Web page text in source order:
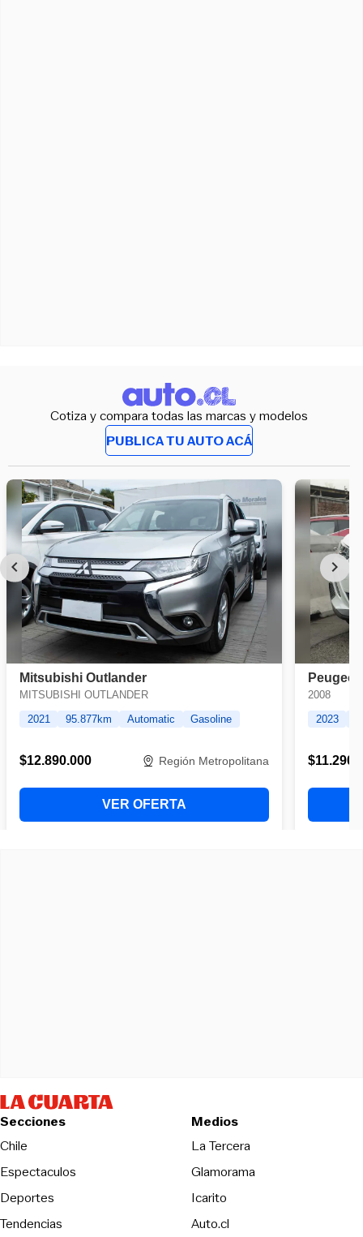
Cotiza y compara todas las marcas y modelos
PUBLICA TU AUTO ACÁ
Secciones
Chile
Espectaculos
Deportes
Tendencias
Medios
La TerceraOpens in new
Glamorama
Icarito
Auto.cl